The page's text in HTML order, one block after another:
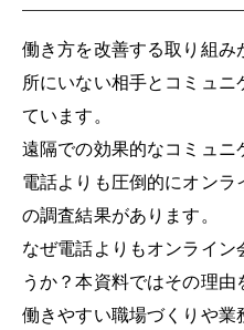
働き方を改善する取り組
所にいない相手とコミュニ
ています。
遠隔での効果的なコミュニ
電話よりも圧倒的にオンラ
の調査結果があります。
なぜ電話よりもオンライン
うか？本資料ではその理由
働きやすい職場づくりや業